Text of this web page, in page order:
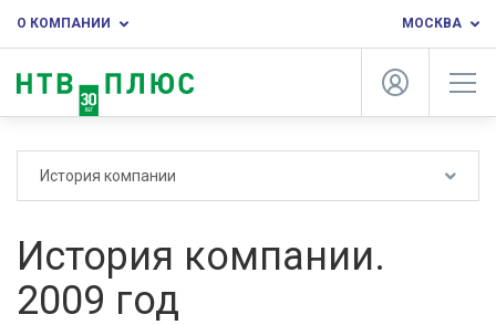
О КОМПАНИИ МОСКВА
История компании
История компании.
2009 год